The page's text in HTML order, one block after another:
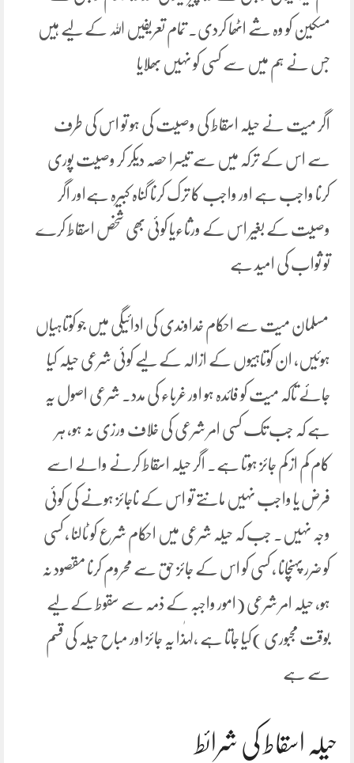
مسکین کو وہ شے اٹھا کردی۔ تمام تعریفیں اللہ کے لیے ہیں
جس نے ہم میں سے کسی کو نہیں بھلایا
اگر میت نے حیلہ اسقاط کی وصیت کی ہو تو اس کی طرف
سے اس کے ترکہ میں سے تیسرا حصہ دیکر کر وصیت پوری
کرنا واجب ہے اور واجب کا ترک کرنا گناہ کبیرہ ہےاور اگر
وصیت کے بغیر اس کے ورثاءیا کوئی بھی شخص اسقاط کرے
تو ثواب کی امید ہے
مسلمان میت سے احکام خداوندی کی ادائیگی میں جو کوتاہیاں
ہوئیں، ان کوتاہیوں کے ازالہ کے لیے کوئی شرعی حیلہ کیا
جائے تاکہ میت کو فائدہ ہو اور غرباء کی مدد۔ شرعی اصول یہ
ہے کہ جب تک کسی امر شرعی کی خلاف ورزی نہ ہو، ہر
کام کم از کم جائز ہوتا ہے۔ اگر حیلہ اسقاط کرنے والے اسے
فرض یا واجب نہیں مانتے تو اس کے ناجائز ہونے کی کوئی
وجہ نہیں۔ جب کہ حیلہ شرعی میں احکام شرع کو ٹالنا ، کسی
کو ضرر پہنچانا ، کسی کو اس کے جائز حق سے محروم کرنا مقصود نہ
ہو، حیلہ امر شرعی (امور واجبہ کے ذمہ سے سقوط کے لیے
بوقت مجبوری )کیا جاتا ہے ،لہٰذا یہ جائز اور مباح حیلہ کی قسم
سے ہے
حیلہ اسقاط کی شرائط